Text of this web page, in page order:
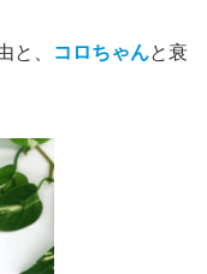
と、 コロちゃんと衰